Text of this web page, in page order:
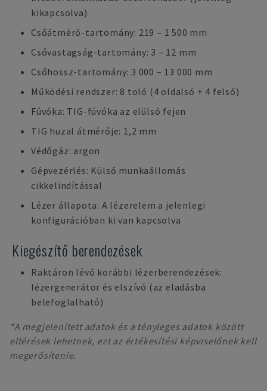
kikapcsolva)
Csőátmérő-tartomány: 219 – 1 500 mm
Csővastagság-tartomány: 3 – 12 mm
Csőhossz-tartomány: 3 000 – 13 000 mm
Működési rendszer: 8 toló (4 oldalsó + 4 felső)
Fúvóka: TIG-fúvóka az elülső fejen
TIG huzal átmérője: 1,2 mm
Védőgáz: argon
Gépvezérlés: Külső munkaállomás
cikkelindítással
Lézer állapota: A lézerelem a jelenlegi
konfigurációban ki van kapcsolva
Kiegészítő berendezések
Raktáron lévő korábbi lézerberendezések:
lézergenerátor és elszívó (az eladásba
belefoglalható)
*A megjelenített adatok és a tényleges adatok között
eltérések lehetnek, ezt az értékesítési képviselőnek kell
megerősítenie.